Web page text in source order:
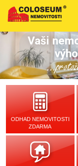
Vaši
ODHAD NEMOVITOSTI
ZDARMA